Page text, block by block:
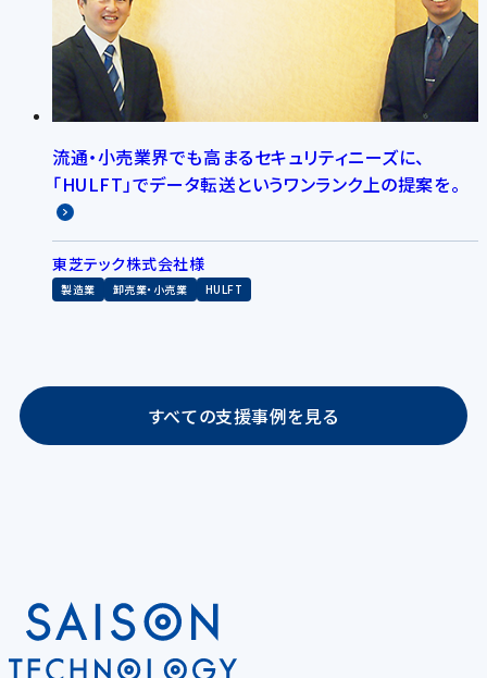
流通・小売業界でも高まるセキュリティニーズに、
「HULFT」でデータ転送というワンランク上の提案を。
東芝テック株式会社様
製造業 卸売業・小売業 HULFT
すべての支援事例を見る